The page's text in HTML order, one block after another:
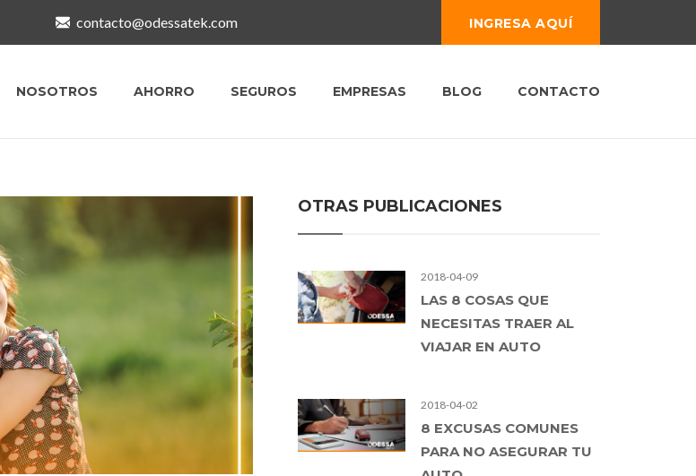
contacto@odessatek.com INGRESA AQUÍ
NOSOTROS AHORRO SEGUROS EMPRESAS BLOG CONTACTO
OTRAS PUBLICACIONES
2018-04-09
LAS 8 COSAS QUE
NECESITAS TRAER AL
VIAJAR EN AUTO
2018-04-02
8 EXCUSAS COMUNES
PARA NO ASEGURAR TU